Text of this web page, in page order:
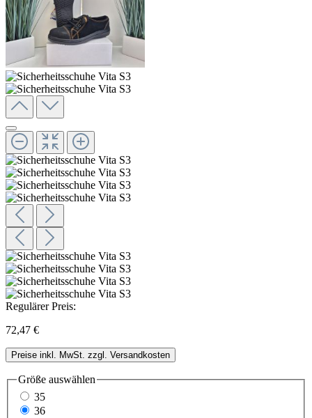
Regulärer Preis:
72,47 €
Preise inkl. MwSt. zzgl. Versandkosten
Größe auswählen
35
36